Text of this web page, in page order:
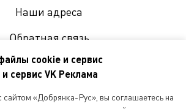
Наши адреса
Обратная связь
cookie и сервис
сервис VK Реклама
«Добрянка-Рус», вы соглашаетесь на